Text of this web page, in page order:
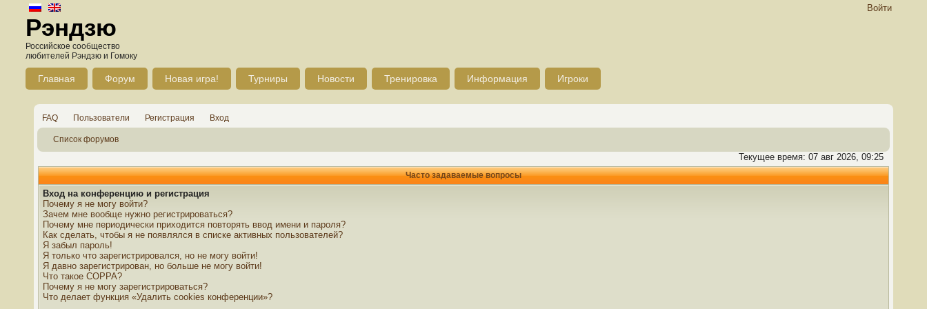
Войти
Рэндзю
Российское сообщество
любителей Рэндзю и Гомоку
Главная Форум Новая игра! Турниры Новости Тренировка Информация Игроки
FAQ Пользователи Регистрация Вход
Список форумов
Текущее время: 07 авг 2026, 09:25
Часто задаваемые вопросы
Вход на конференцию и регистрация
Почему я не могу войти?
Зачем мне вообще нужно регистрироваться?
Почему мне периодически приходится повторять ввод имени и пароля?
Как сделать, чтобы я не появлялся в списке активных пользователей?
Я забыл пароль!
Я только что зарегистрировался, но не могу войти!
Я давно зарегистрирован, но больше не могу войти!
Что такое COPPA?
Почему я не могу зарегистрироваться?
Что делает функция «Удалить cookies конференции»?